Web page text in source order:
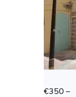
€350 –